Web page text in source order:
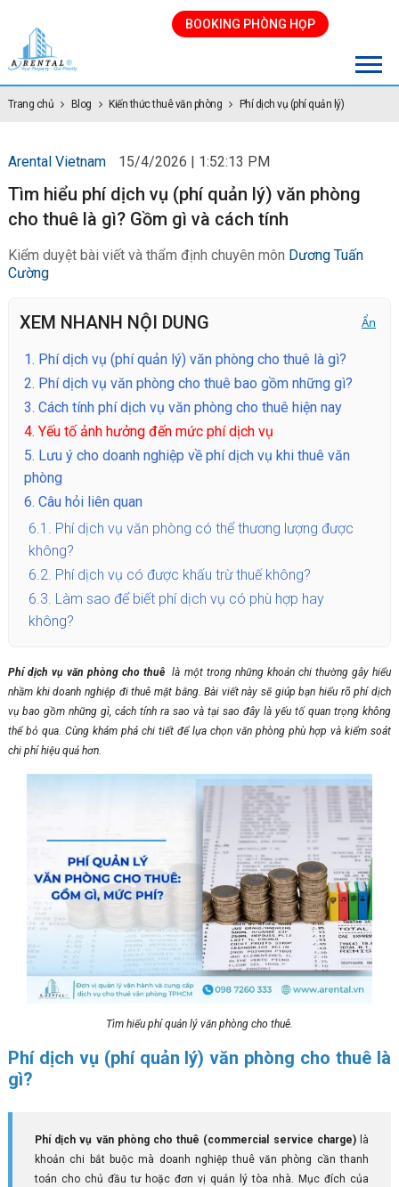
BOOKING PHÒNG HỌP
Trang chủ Blog Kiến thức thuê văn phòng Phí dịch vụ (phí quản lý)
Arental Vietnam 15/4/2026 | 1:52:13 PM
Tìm hiểu phí dịch vụ (phí quản lý) văn phòng
cho thuê là gì? Gồm gì và cách tính
Kiểm duyệt bài viết và thẩm định chuyên môn Dương Tuấn
Cường
XEM NHANH NỘI DUNG Ẩn
1. Phí dịch vụ (phí quản lý) văn phòng cho thuê là gì?
2. Phí dịch vụ văn phòng cho thuê bao gồm những gì?
3. Cách tính phí dịch vụ văn phòng cho thuê hiện nay
4. Yếu tố ảnh hưởng đến mức phí dịch vụ
5. Lưu ý cho doanh nghiệp về phí dịch vụ khi thuê văn
phòng
6. Câu hỏi liên quan
6.1. Phí dịch vụ văn phòng có thể thương lượng được
không?
6.2. Phí dịch vụ có được khấu trừ thuế không?
6.3. Làm sao để biết phí dịch vụ có phù hợp hay
không?
Phí dịch vụ văn phòng cho thuê là một trong những khoản chi thường gây hiểu
nhầm khi doanh nghiệp đi thuê mặt bằng. Bài viết này sẽ giúp bạn hiểu rõ phí dịch
vụ bao gồm những gì, cách tính ra sao và tại sao đây là yếu tố quan trọng không
thể bỏ qua. Cùng khám phá chi tiết để lựa chọn văn phòng phù hợp và kiểm soát
chi phí hiệu quả hơn.
Tìm hiểu phí quản lý văn phòng cho thuê.
Phí dịch vụ (phí quản lý) văn phòng cho thuê là
gì?
Phí dịch vụ văn phòng cho thuê (commercial service charge)là
khoản chi bắt buộc mà doanh nghiệp thuê văn phòng cần thanh
toán cho chủ đầu tư hoặc đơn vị quản lý tòa nhà. Mục đích của